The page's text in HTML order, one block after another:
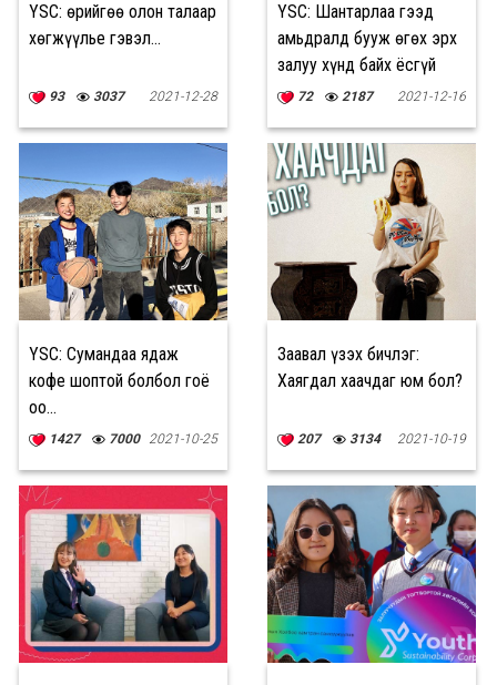
YSC: Өөрийгөө олон талаар
хөгжүүлье гэвэл...
93 3037 2021-12-28
YSC: Шантарлаа гээд
амьдралд бууж өгөх эрх
залуу хүнд байх ёсгүй
72 2187 2021-12-16
YSC: Сумандаа ядаж
кофе шоптой болбол гоё
оо...
1427 7000 2021-10-25
Заавал үзэх бичлэг:
Хаягдал хаачдаг юм бол?
207 3134 2021-10-19